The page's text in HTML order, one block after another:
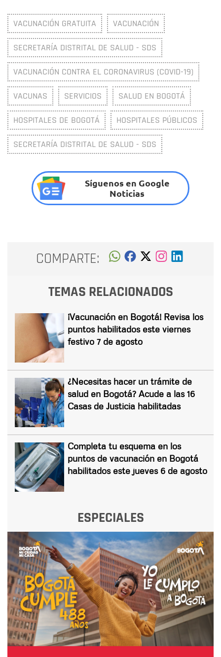
VACUNACIÓN GRATUITA VACUNACIÓN
SECRETARÍA DISTRITAL DE SALUD - SDS
VACUNACIÓN CONTRA EL CORONAVIRUS (COVID-19)
VACUNAS SERVICIOS SALUD EN BOGOTÁ
HOSPITALES DE BOGOTÁ HOSPITALES PÚBLICOS
SECRETARÍA DISTRITAL DE SALUD - SDS
Síguenos en Google
Noticias
COMPARTE:
TEMAS RELACIONADOS
¡Vacunación en Bogotá! Revisa los
puntos habilitados este viernes
festivo 7 de agosto
¿Necesitas hacer un trámite de
salud en Bogotá? Acude a las 16
Casas de Justicia habilitadas
Completa tu esquema en los
puntos de vacunación en Bogotá
habilitados este jueves 6 de agosto
ESPECIALES